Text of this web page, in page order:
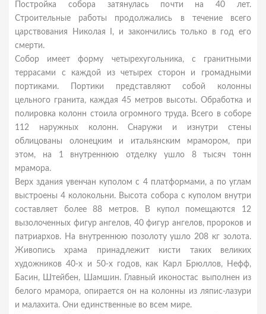
Постройка собора затянулась почти на 40 лет.
Строительные работы продолжались в течение всего
царствования Николая I, и закончились только в год его
смерти.
Собор имеет форму четырехугольника, с гранитными
террасами с каждой из четырех сторон и громадными
портиками. Портики представляют собой колонны
цельного гранита, каждая 45 метров высоты. Обработка и
полировка колонн стоила огромного труда. Всего в соборе
112 наружных колонн. Снаружи и изнутри стены
облицованы олонецким и итальянским мрамором, при
этом, на 1 внутреннюю отделку ушло 8 тысяч тонн
мрамора.
Верх здания увенчан куполом с 4 платформами, а по углам
выстроены 4 колокольни. Высота собора с куполом внутри
составляет более 88 метров. В купол помещаются 12
вызолоченных фигур ангелов, 40 фигур ангелов, пророков и
патриархов. На внутреннюю позолоту ушло 208 кг золота.
Живопись храма принадлежит кисти таких великих
художников 40-х и 50-х годов, как Карл Брюллов, Нефф,
Басин, Штейбен, Шамшин. Главный иконостас выполнен из
белого мрамора, опирается он на колонны из ляпис-лазури
и малахита. Они единственные во всем мире.